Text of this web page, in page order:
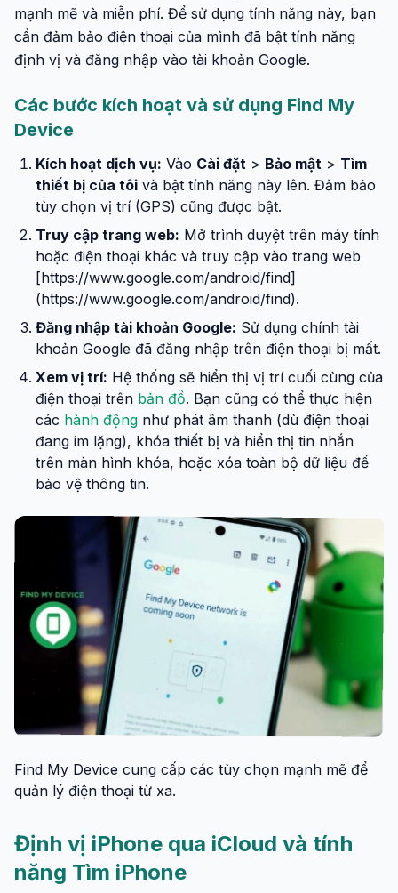
mạnh mẽ và miễn phí. Để sử dụng tính năng này, bạn
cần đảm bảo điện thoại của mình đã bật tính năng
định vị và đăng nhập vào tài khoản Google.
Các bước kích hoạt và sử dụng Find My
Device
Kích hoạt dịch vụ: Vào Cài đặt > Bảo mật > Tìm
thiết bị của tôi và bật tính năng này lên. Đảm bảo
tùy chọn vị trí (GPS) cũng được bật.
Truy cập trang web: Mở trình duyệt trên máy tính
hoặc điện thoại khác và truy cập vào trang web
[https://www.google.com/android/find]
(https://www.google.com/android/find).
Đăng nhập tài khoản Google: Sử dụng chính tài
khoản Google đã đăng nhập trên điện thoại bị mất.
Xem vị trí: Hệ thống sẽ hiển thị vị trí cuối cùng của
điện thoại trên bản đồ. Bạn cũng có thể thực hiện
các hành động như phát âm thanh (dù điện thoại
đang im lặng), khóa thiết bị và hiển thị tin nhắn
trên màn hình khóa, hoặc xóa toàn bộ dữ liệu để
bảo vệ thông tin.
Find My Device cung cấp các tùy chọn mạnh mẽ để
quản lý điện thoại từ xa.
Định vị iPhone qua iCloud và tính
năng Tìm iPhone